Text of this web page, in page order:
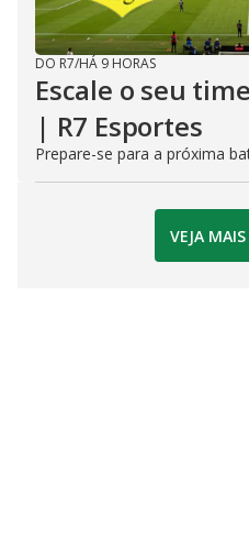
DO R7/HÁ 9 HORAS
Escale o seu
| R7 Esportes
Prepare-se para a próxima
VEJA